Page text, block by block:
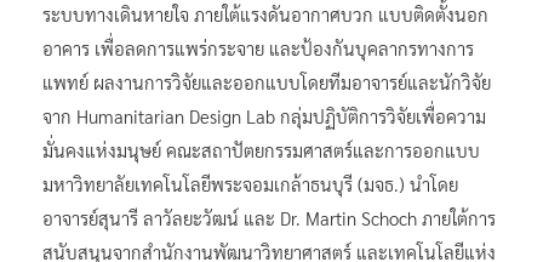
ระบบทางเดินหายใจ ภายใต้แรงดันอากาศบวก แบบติดตั้งนอก
อาคาร เพื่อลดการแพร่กระจาย และป้องกันบุคลากรทางการ
แพทย์ ผลงานการวิจัยและออกแบบโดยทีมอาจารย์และนักวิจัย
จาก Humanitarian Design Lab กลุ่มปฏิบัติการวิจัยเพื่อความ
มั่นคงแห่งมนุษย์ คณะสถาปัตยกรรมศาสตร์และการออกแบบ
มหาวิทยาลัยเทคโนโลยีพระจอมเกล้าธนบุรี (มจธ.) นำโดย
อาจารย์สุนารี ลาวัลยะวัฒน์ และ Dr. Martin Schoch ภายใต้การ
สนับสนุนจากสำนักงานพัฒนาวิทยาศาสตร์ และเทคโนโลยีแห่ง